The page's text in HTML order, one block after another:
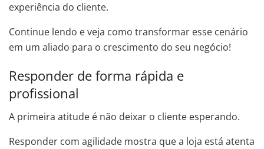
experiência do cliente.
Continue lendo e veja como transformar esse cenário
em um aliado para o crescimento do seu negócio!
Responder de forma rápida e
profissional
A primeira atitude é não deixar o cliente esperando.
Responder com agilidade mostra que a loja está atenta